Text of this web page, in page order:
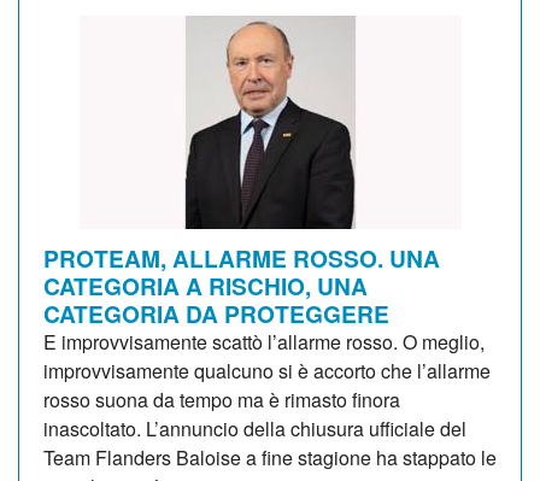
PROTEAM, ALLARME ROSSO. UNA
CATEGORIA A RISCHIO, UNA
CATEGORIA DA PROTEGGERE
E improvvisamente scattò l’allarme rosso. O meglio,
improvvisamente qualcuno si è accorto che l’allarme
rosso suona da tempo ma è rimasto finora
inascoltato. L’annuncio della chiusura ufficiale del
Team Flanders Baloise a fine stagione ha stappato le